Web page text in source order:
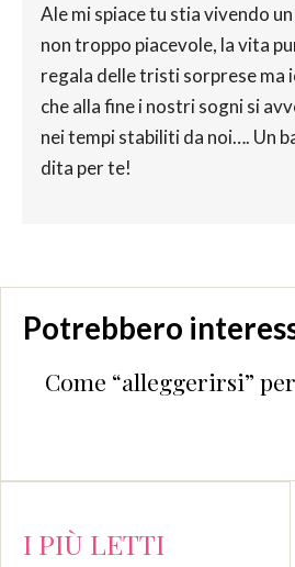
Ale mi spiace tu stia vivendo
non troppo piacevole, la vita
regala delle tristi sorprese ma
che alla fine i nostri sogni si
nei tempi stabiliti da noi…. Un
dita per te!
Potrebbero
Come “alleggerirsi”
I PIÙ LETTI